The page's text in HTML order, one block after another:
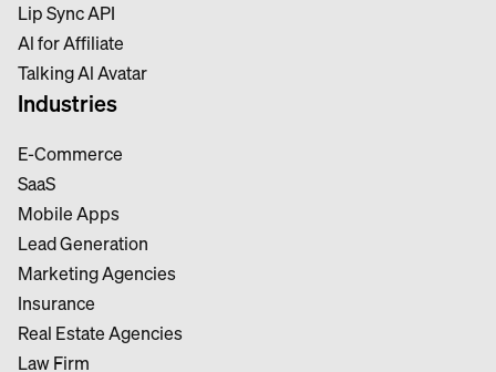
Lip Sync API
Al for Affiliate
Talking Al Avatar
Industries
E-Commerce
SaaS
Mobile Apps
Lead Generation
Marketing Agencies
Insurance
Real Estate Agencies
Law Firm